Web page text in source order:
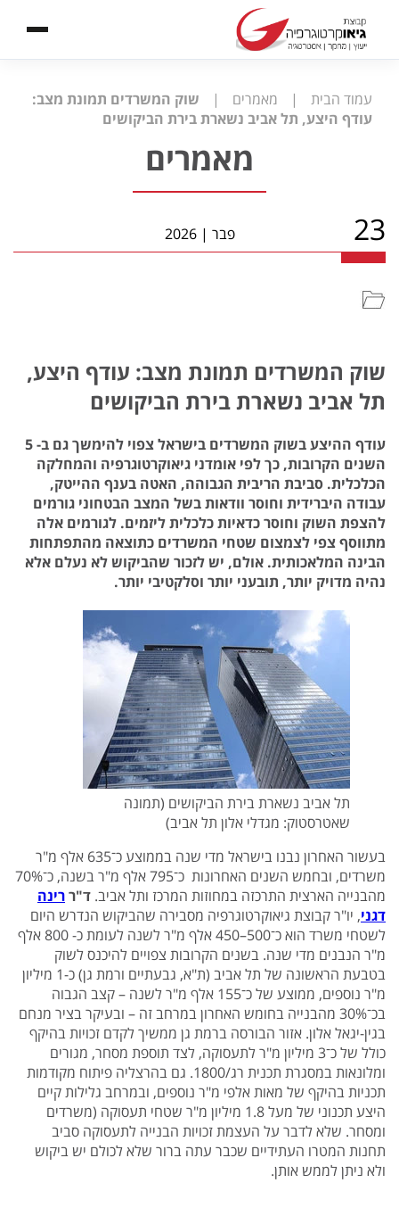
עמוד הבית | מאמרים |
שוק המשרדים תמונת מצב:
עודף היצע, תל אביב נשארת בירת הביקושים
מאמרים
23 פבר |
2026
שוק המשרדים תמונת מצב: עודף היצע,
תל אביב נשארת בירת הביקושים
עודף ההיצע בשוק המשרדים בישראל צפוי להימשך גם ב- 5
השנים הקרובות, כך לפי אומדני גיאוקרטוגרפיה והמחלקה
הכלכלית. סביבת הריבית הגבוהה, האטה בענף ההייטק,
עבודה היברידית וחוסר וודאות בשל המצב הבטחוני גורמים
להצפת השוק וחוסר כדאיות כלכלית ליזמים. לגורמים אלה
מתווסף צפי לצמצום שטחי המשרדים כתוצאה מהתפתחות
הבינה המלאכותית. אולם, יש לזכור שהביקוש לא נעלם אלא
נהיה מדויק יותר, תובעני יותר וסלקטיבי יותר.
תל אביב נשארת בירת הביקושים (תמונה
שאטרסטוק: מגדלי אלון תל אביב)
בעשור האחרון נבנו בישראל מדי שנה בממוצע כ־635 אלף מ"ר
משרדים, ובחמש השנים האחרונות כ־795 אלף מ"ר בשנה, כ־70%
מהבנייה הארצית התרכזה במחוזות המרכז ותל אביב. ד"ררינה
דגני, יו"ר קבוצת גיאוקרטוגרפיה מסבירה שהביקוש הנדרש היום
לשטחי משרד הוא כ־500–450 אלף מ"ר לשנה לעומת כ- 800 אלף
מ"ר הנבנים מדי שנה. בשנים הקרובות צפויים להיכנס לשוק
בטבעת הראשונה של תל אביב (ת"א, גבעתיים ורמת גן) כ-1 מיליון
מ"ר נוספים, ממוצע של כ־155 אלף מ"ר לשנה – קצב הגבוה
בכ־30% מהבנייה בחומש האחרון במרחב זה – ובעיקר בציר מנחם
בגין-יגאל אלון. אזור הבורסה ברמת גן ממשיך לקדם זכויות בהיקף
כולל של כ־3 מיליון מ"ר לתעסוקה, לצד תוספת מסחר, מגורים
ומלונאות במסגרת תכנית רג/1800. גם בהרצליה פיתוח מקודמות
תכניות בהיקף של מאות אלפי מ"ר נוספים, ובמרחב גלילות קיים
היצע תכנוני של מעל 1.8 מיליון מ"ר שטחי תעסוקה (משרדים
ומסחר. שלא לדבר על העצמת זכויות הבנייה לתעסוקה סביב
תחנות המטרו העתידיים שכבר עתה ברור שלא לכולם יש ביקוש
ולא ניתן לממש אותן.